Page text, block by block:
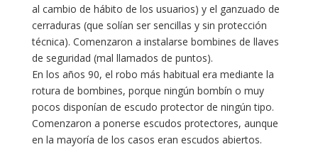
al cambio de hábito de los usuarios) y el ganzuado de
cerraduras (que solían ser sencillas y sin protección
técnica). Comenzaron a instalarse bombines de llaves
de seguridad (mal llamados de puntos).
En los años 90, el robo más habitual era mediante la
rotura de bombines, porque ningún bombín o muy
pocos disponían de escudo protector de ningún tipo.
Comenzaron a ponerse escudos protectores, aunque
en la mayoría de los casos eran escudos abiertos.